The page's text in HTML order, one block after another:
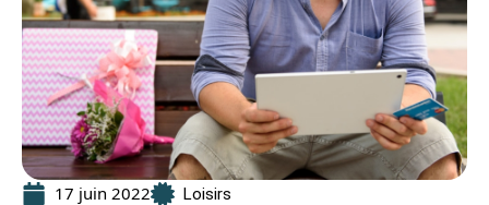
17 juin 2022 Loisirs